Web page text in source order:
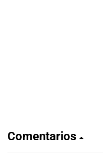
Comentarios